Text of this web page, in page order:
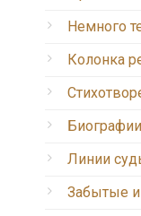
Немного
Колонка
Биографии
Линии
Забытые